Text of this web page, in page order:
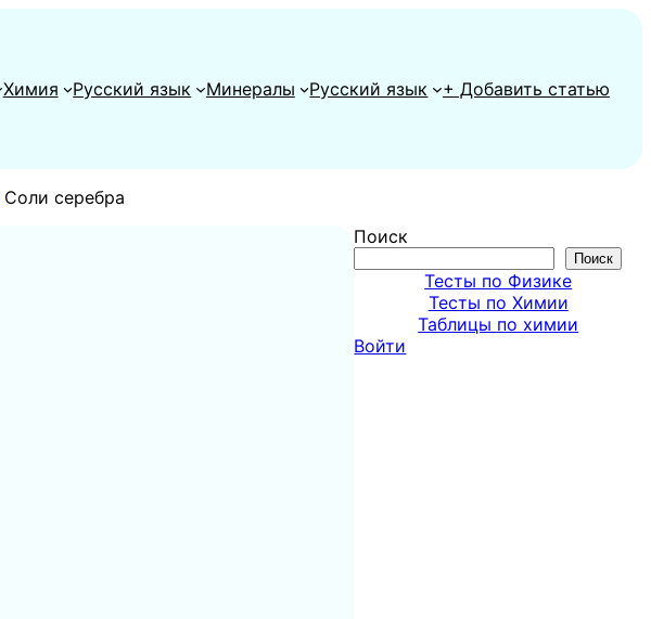
Химия Русский язык Минералы Русский язык + Добавить статью
Соли серебра
Поиск
Поиск
Тесты по Физике
Тесты по Химии
Таблицы по химии
Войти